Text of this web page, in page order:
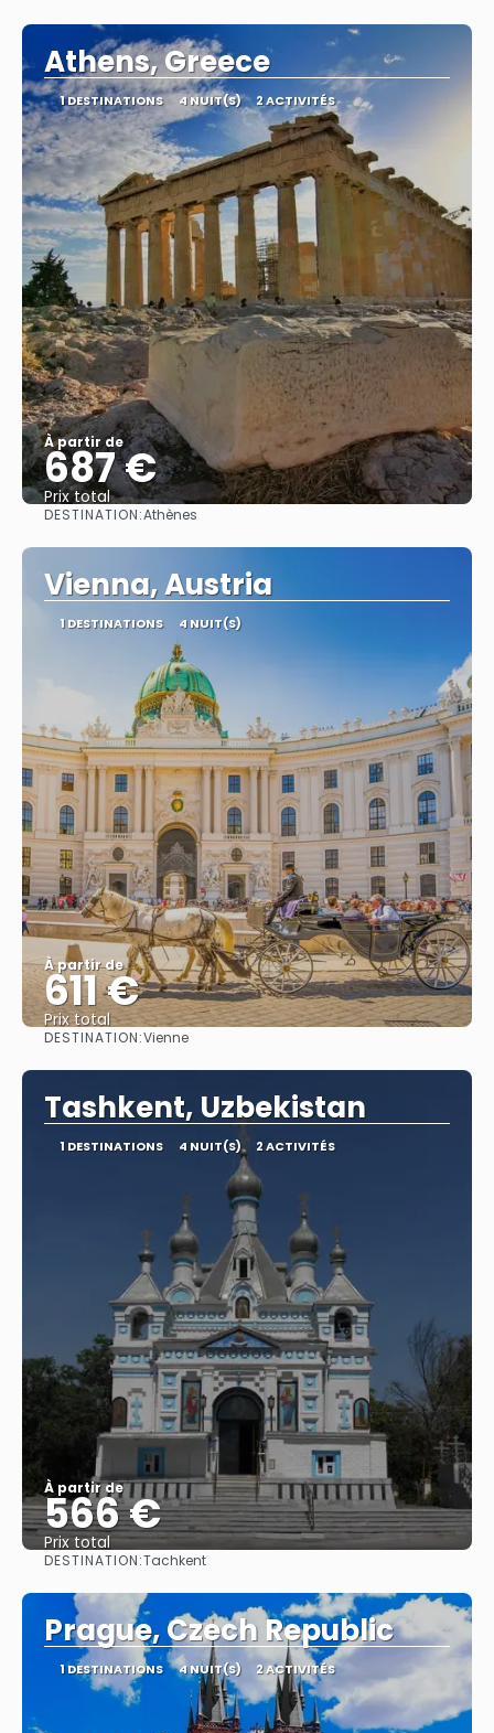
Athens, Greece
1 DESTINATIONS 4 NUIT(S) 2 ACTIVITÉS
À partir de
687 €
Prix ​​total
DESTINATION:Athènes
Vienna, Austria
1 DESTINATIONS 4 NUIT(S)
À partir de
611 €
Prix ​​total
DESTINATION:Vienne
Tashkent, Uzbekistan
1 DESTINATIONS 4 NUIT(S) 2 ACTIVITÉS
À partir de
566 €
Prix ​​total
DESTINATION:Tachkent
Prague, Czech Republic
1 DESTINATIONS 4 NUIT(S) 2 ACTIVITÉS